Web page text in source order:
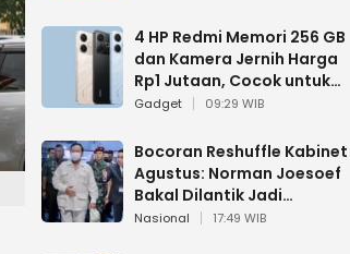
4 HP Redmi Memori 256 GB
dan Kamera Jernih Harga
Rp1 Jutaan, Cocok untuk
Multitasking
Gadget 09:29 WIB
Bocoran Reshuffle Kabinet
Agustus: Norman Joesoef
Bakal Dilantik Jadi
Wamenhan RI
Nasional 17:49 WIB